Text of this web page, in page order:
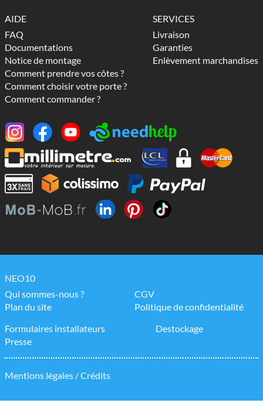
AIDE
FAQ
Documentations
Notice de montage
Comment prendre vos côtes ?
Comment choisir votre porte ?
Comment commander ?
SERVICES
Livraison
Garanties
Enlèvement marchandises
NEO10
Qui sommes-nous ?
Plan du site
CGV
Politique de confidentialité
Formulaires installateurs
Presse
Destockage
Mentions légales / Crédits